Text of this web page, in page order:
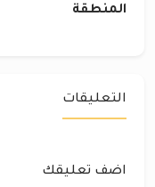
المنطقة
التعليقات
اضف تعليقك